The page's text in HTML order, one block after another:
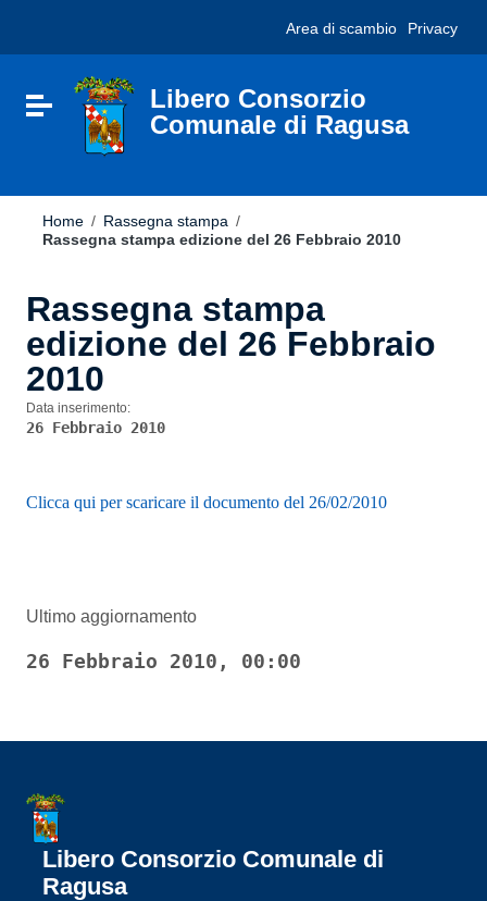
sito
include
Vai al footer
Area di scambio Privacy
Attiva / disattiva la navigazione
Libero Consorzio
Comunale di Ragusa
Home / Rassegna stampa /
Rassegna stampa edizione del 26 Febbraio 2010
Rassegna stampa
edizione del 26 Febbraio
2010
Data inserimento:
26 Febbraio 2010
Clicca qui per scaricare il documento del 26/02/2010
Ultimo aggiornamento
26 Febbraio 2010, 00:00
Libero Consorzio Comunale di
Ragusa